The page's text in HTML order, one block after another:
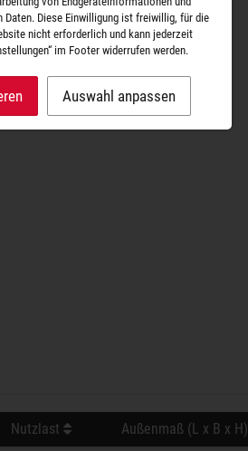
Nutzlast Außenmaß (L x B x H)
Daten. Diese Einwilligung ist freiwillig, für die
nicht erforderlich und kann jederzeit
im Footer widerrufen werden.
Auswahl anpassen